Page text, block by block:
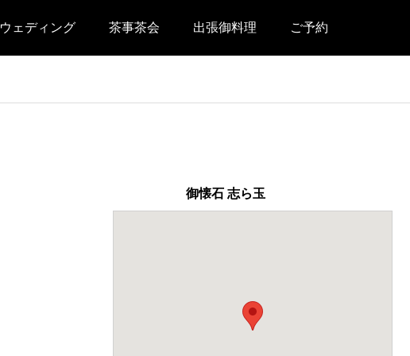
ウェディング 茶事茶会 出張御料理 ご予約
御懐石 志ら玉